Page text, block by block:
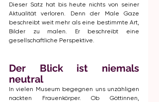
Dieser Satz hat bis heute nichts von seiner
Aktualität verloren. Denn der Male Gaze
beschreibt weit mehr als eine bestimmte Art,
Bilder zu malen. Er beschreibt eine
gesellschaftliche Perspektive.
Der Blick ist niemals
neutral
In vielen Museum begegnen uns unzähligen
nackten Frauenkörper. Ob Göttinnen,